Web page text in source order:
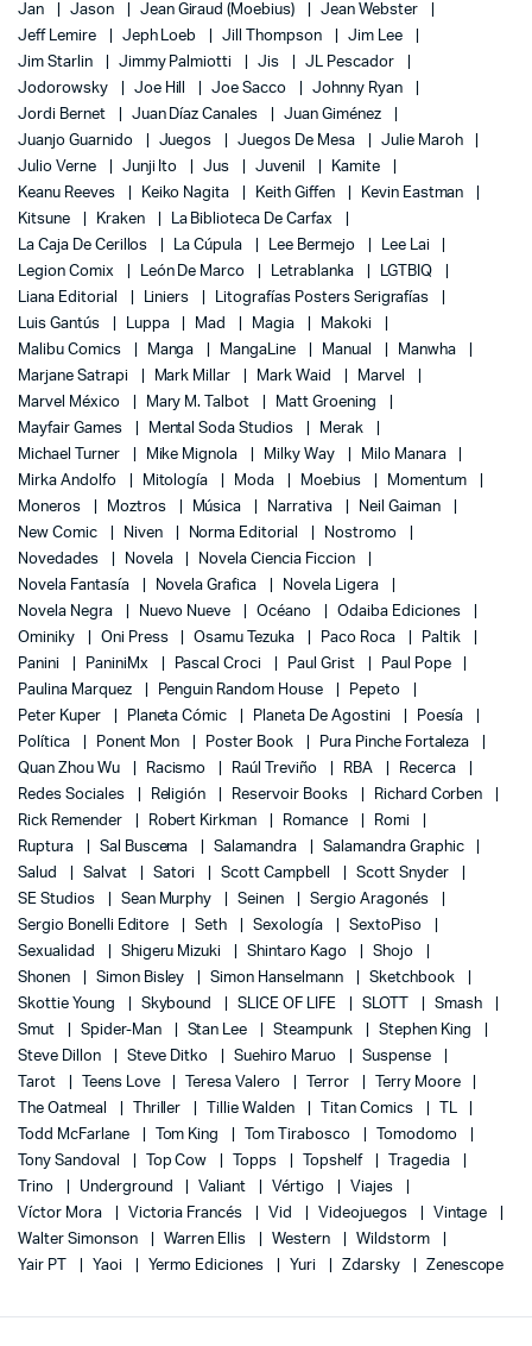
Jan
Jason Jean Giraud (Moebius)
Jean Webster
Jeff Lemire
Jeph Loeb Jill Thompson
Jim Lee
Jim Starlin
Jimmy Palmiotti Jis
JL Pescador
Jodorowsky
Joe Hill Joe Sacco
Johnny Ryan
Jordi Bernet
Juan Díaz Canales
Juan Giménez
Juanjo Guarnido
Juegos Juegos De Mesa
Julie Maroh
Julio Verne
Junji Ito Jus Juvenil
Kamite
Keanu Reeves
Keiko Nagita Keith Giffen
Kevin Eastman
Kitsune
Kraken
La Biblioteca De Carfax
La Caja De Cerillos
La Cúpula Lee Bermejo
Lee Lai
Legion Comix
León De Marco Letrablanka
LGTBIQ
Liana Editorial
Liniers
Litografías Posters Serigrafías
Luis Gantús
Luppa Mad Magia
Makoki
Malibu Comics
Manga MangaLine Manual
Manwha
Marjane Satrapi
Mark Millar Mark Waid
Marvel
Marvel México
Mary M. Talbot
Matt Groening
Mayfair Games
Mental Soda Studios
Merak
Michael Turner
Mike Mignola Milky Way
Milo Manara
Mirka Andolfo
Mitología Moda Moebius
Momentum
Moneros
Moztros Música Narrativa
Neil Gaiman
New Comic
Niven Norma Editorial
Nostromo
Novedades
Novela
Novela Ciencia Ficcion
Novela Fantasía
Novela Grafica
Novela Ligera
Novela Negra
Nuevo Nueve Océano
Odaiba Ediciones
Ominiky
Oni Press Osamu Tezuka Paco Roca
Paltik
Panini
PaniniMx Pascal Croci Paul Grist
Paul Pope
Paulina Marquez
Penguin Random House
Pepeto
Peter Kuper
Planeta Cómic Planeta De Agostini
Poesía
Política
Ponent Mon Poster Book
Pura Pinche Fortaleza
Quan Zhou Wu
Racismo Raúl Treviño RBA
Recerca
Redes Sociales
Religión Reservoir Books
Richard Corben
Rick Remender
Robert Kirkman Romance
Romi
Ruptura
Sal Buscema Salamandra
Salamandra Graphic
Salud
Salvat Satori Scott Campbell
Scott Snyder
SE Studios
Sean Murphy Seinen
Sergio Aragonés
Sergio Bonelli Editore
Seth Sexología
SextoPiso
Sexualidad
Shigeru Mizuki Shintaro Kago
Shojo
Shonen
Simon Bisley Simon Hanselmann
Sketchbook
Skottie Young
Skybound SLICE OF LIFE SLOTT
Smash
Smut
Spider-Man Stan Lee Steampunk
Stephen King
Steve Dillon
Steve Ditko Suehiro Maruo
Suspense
Tarot
Teens Love Teresa Valero Terror
Terry Moore
The Oatmeal
Thriller Tillie Walden Titan Comics
TL
Todd McFarlane
Tom King Tom Tirabosco
Tomodomo
Tony Sandoval
Top Cow Topps Topshelf
Tragedia
Trino
Underground Valiant Vértigo
Viajes
Víctor Mora
Victoria Francés Vid Videojuegos
Vintage
Walter Simonson
Warren Ellis Western
Wildstorm
Yair PT
Yaoi Yermo Ediciones Yuri Zdarsky Zenescope